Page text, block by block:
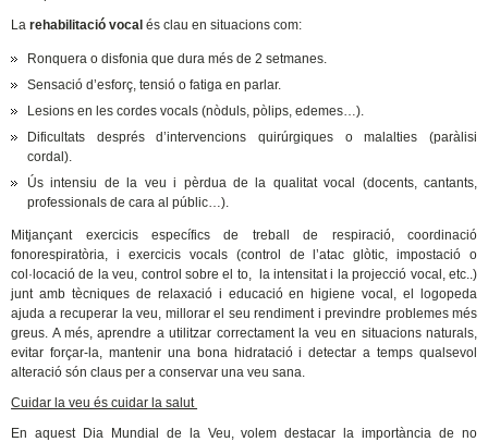
Larehabilitació vocalés clau en situacions com:
Ronquera o disfonia que dura més de 2 setmanes.
Sensació d’esforç, tensió o fatiga en parlar.
Lesions en les cordes vocals (nòduls, pòlips, edemes…).
Dificultats després d’intervencions quirúrgiques o malalties (paràlisi
cordal).
Ús intensiu de la veu i pèrdua de la qualitat vocal (docents, cantants,
professionals de cara al públic…).
Mitjançant exercicis específics de treball de respiració, coordinació
fonorespiratòria, i exercicis vocals (control de l’atac glòtic, impostació o
col·locació de la veu, control sobre el to, la intensitat i la projecció vocal, etc..)
junt amb tècniques de relaxació i educació en higiene vocal, el logopeda
ajuda a recuperar la veu, millorar el seu rendiment i previndre problemes més
greus. A més, aprendre a utilitzar correctament la veu en situacions naturals,
evitar forçar-la, mantenir una bona hidratació i detectar a temps qualsevol
alteració són claus per a conservar una veu sana.
Cuidar la veu és cuidar la salut
En aquest Dia Mundial de la Veu, volem destacar la importància de no